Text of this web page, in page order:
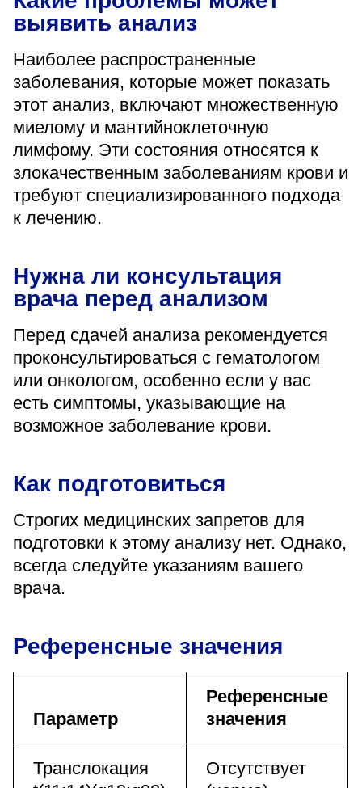
выявить анализ
Наиболее распространенные
заболевания, которые может показать
этот анализ, включают множественную
миелому и мантийноклеточную
лимфому. Эти состояния относятся к
злокачественным заболеваниям крови и
требуют специализированного подхода
к лечению.
Нужна ли консультация
врача перед анализом
Перед сдачей анализа рекомендуется
проконсультироваться с гематологом
или онкологом, особенно если у вас
есть симптомы, указывающие на
возможное заболевание крови.
Как подготовиться
Строгих медицинских запретов для
подготовки к этому анализу нет. Однако,
всегда следуйте указаниям вашего
врача.
Референсные значения
Параметр
Референсные
значения
Транслокация
Отсутствует